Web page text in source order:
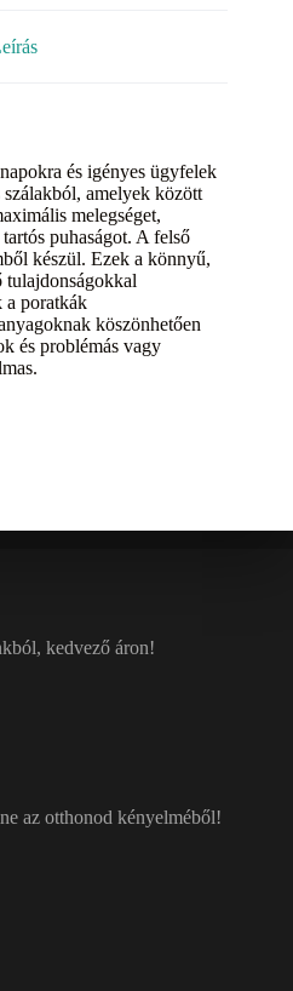
és igényes ügyfelek
szálakból, amelyek között
melegséget,
puhaságot. A felső
készül. Ezek a könnyű,
tulajdonságokkal
a poratkák
köszönhetően
és problémás vagy
kedvező áron!
az otthonod kényelméből!